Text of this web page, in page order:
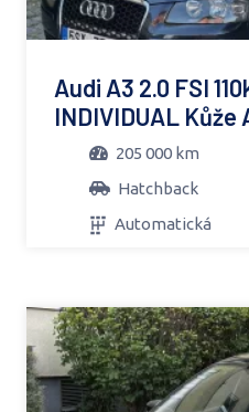
Audi A3 2.0 FSI
INDIVIDUAL Kůže
205 000 km
Hatchback
Automatická